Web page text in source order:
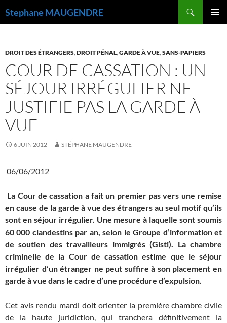
Stephane MAUGENDRE
DROIT DES ÉTRANGERS,DROIT PÉNAL,GARDE À VUE,SANS-PAPIERS
COUR DE CASSATION : UN
SÉJOUR IRRÉGULIER NE
JUSTIFIE PAS LA GARDE À
VUE
6 JUIN 2012 STÉPHANE MAUGENDRE
06/06/2012
La Cour de cassation a fait un premier pas vers une remise
en cause de la garde à vue des étrangers au seul motif qu’ils
sont en séjour irrégulier. Une mesure à laquelle sont soumis
60 000 clandestins par an, selon le Groupe d’information et
de soutien des travailleurs immigrés (Gisti). La chambre
criminelle de la Cour de cassation estime que le séjour
irrégulier d’un étranger ne peut suffire à son placement en
garde à vue dans le cadre d’une procédure d’expulsion.
Cet avis rendu mardi doit orienter la première chambre civile
de la haute juridiction, qui tranchera définitivement la